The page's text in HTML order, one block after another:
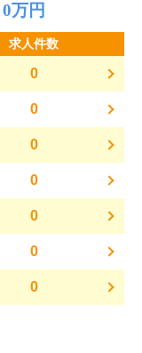
0万円
求人件数
0
0
0
0
0
0
0